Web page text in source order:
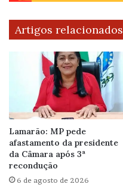
Artigos relacionados
Lamarão: MP pede
afastamento da presidente
da Câmara após 3ª
recondução
6 de agosto de 2026